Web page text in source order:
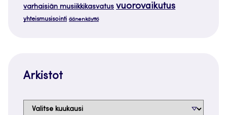
varhaisiän musiikkikasvatus vuorovaikutus
yhteismusisointi äänenkäyttö
Arkistot
Arkistot